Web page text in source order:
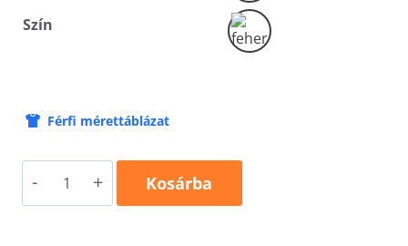
Szín
Férfi mérettáblázat
Elkelt
legénybúcsú
Kosárba